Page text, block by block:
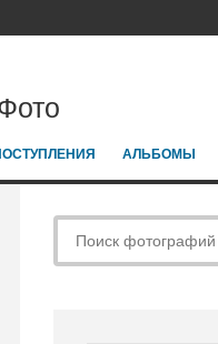
АЛЬБОМЫ